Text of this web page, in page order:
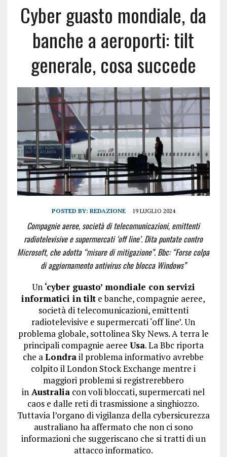
Cyber guasto mondiale, da
banche a aeroporti: tilt
generale, cosa succede
POSTED BY: REDAZIONE 19 LUGLIO 2024
Compagnie aeree, società di telecomunicazioni, emittenti
radiotelevisive e supermercati ‘off line’. Dita puntate contro
Microsoft, che adotta “misure di mitigazione”. Bbc: “Forse colpa
di aggiornamento antivirus che blocca Windows”
Un ‘cyber guasto’ mondiale con servizi
informatici in tilt e banche, compagnie aeree,
società di telecomunicazioni, emittenti
radiotelevisive e supermercati ‘off line’.Un
problema globale, sottolinea Sky News. A terra le
principali compagnie aeree Usa. La Bbc riporta
che aLondrail problema informativo avrebbe
colpito il London Stock Exchange mentre i
maggiori problemi si registrerebbero
in Australia con voli bloccati, supermercati nel
caos e dalle reti di trasmissione a singhiozzo.
Tuttavia l’organo di vigilanza della cybersicurezza
australiano ha affermato che non ci sono
informazioni che suggeriscano che si tratti di un
attacco informatico.